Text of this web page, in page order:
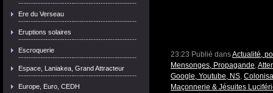
Ere du Verseau
Eruptions solaires
Escroquerie
Espace, Laniakea, Grand Attracteur
Europe, Euro, CEDH
23:23 Publié dansActualité,
Mensonges, Propagande,
Google, Youtube, NS,
Maçonnerie & Jésuites